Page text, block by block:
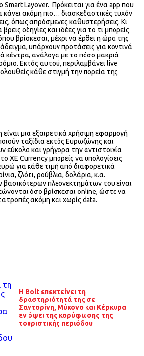
Smart Layover. Πρόκειται για ένα app που
κάνει ακόμη πιο… διασκεδαστικές τυχόν
όπως απρόσμενες καθυστερήσεις. Κι
οδηγίες και ιδέες για το τι μπορείς
βρίσκεσαι, μέχρι να έρθει η ώρα της
υπάρχουν προτάσεις για κοντινά
κέντρα, ανάλογα με το πόσο μακριά
Εκτός αυτού, περιλαμβάνει live
κάθε στιγμή την πορεία της
μια εξαιρετικά χρήσιμη εφαρμογή
ταξίδια εκτός Ευρωζώνης και
εύκολα και γρήγορα την αντιστοιχία
XE Currency μπορείς να υπολογίσεις
για κάθε τιμή από διαφορετικά
ζλότι, ρούβλια, δολάρια, κ.α.
πλεονεκτημάτων του είναι
όσο βρίσκεσαι online, ώστε να
ακόμη και χωρίς data.
Η Bolt επεκτείνει τη
δραστηριότητά της σε
Σαντορίνη, Μύκονο και Κέρκυρα
εν όψει της κορύφωσης της
τουριστικής περιόδου